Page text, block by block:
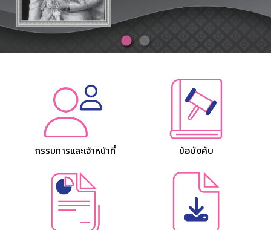
กรรมการและเจ้าหน้าที่ ข้อบังคับ